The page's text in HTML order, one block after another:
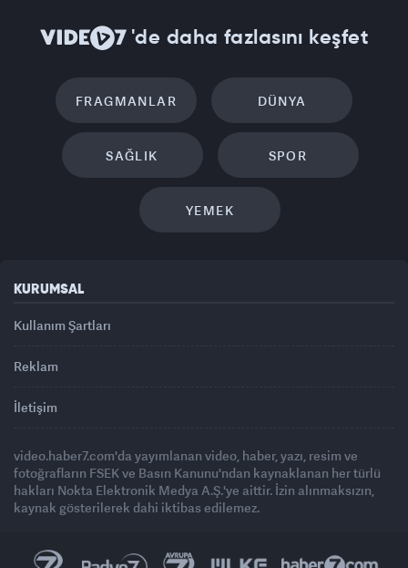
'de daha fazlasını keşfet
FRAGMANLAR DÜNYA
SAĞLIK SPOR
YEMEK
KURUMSAL
Kullanım Şartları
Reklam
İletişim
video.haber7.com'da yayımlanan video, haber, yazı, resim ve
fotoğrafların FSEK ve Basın Kanunu'ndan kaynaklanan her türlü
hakları Nokta Elektronik Medya A.Ş.'ye aittir. İzin alınmaksızın,
kaynak gösterilerek dahi iktibas edilemez.